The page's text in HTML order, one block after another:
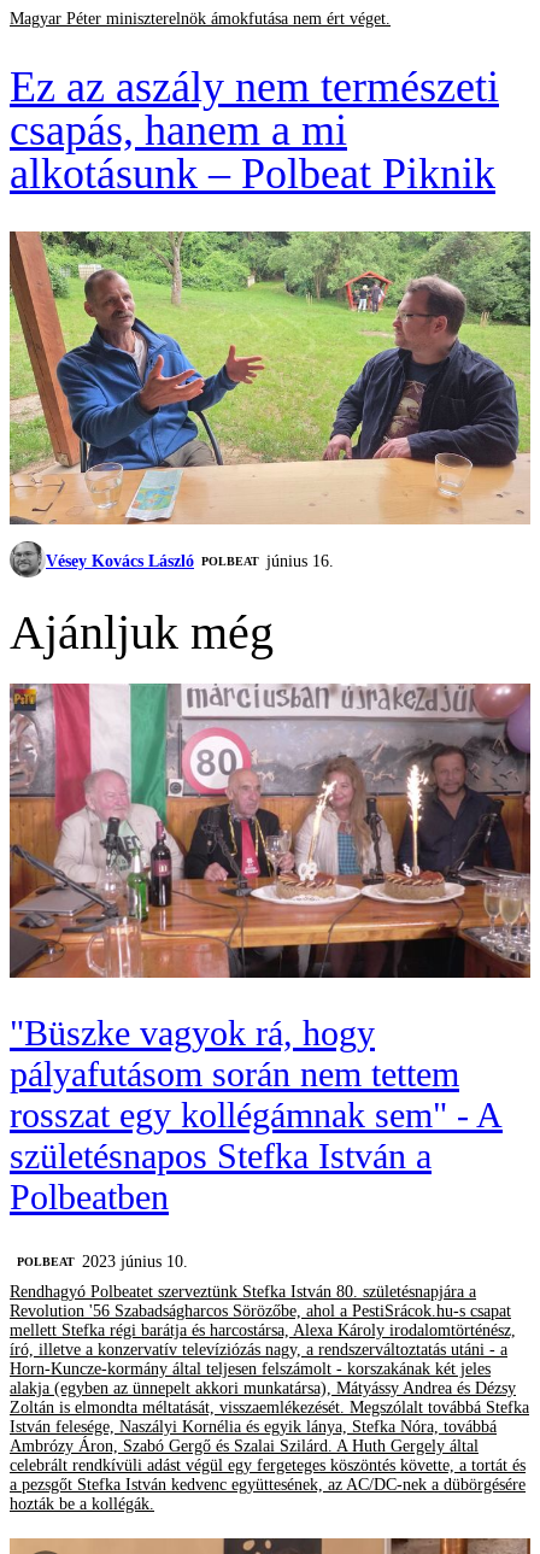
Magyar Péter miniszterelnök ámokfutása nem ért véget.
Ez az aszály nem természeti
csapás, hanem a mi
alkotásunk – Polbeat Piknik
Vésey Kovács László ‎POLBEAT június 16.
Ajánljuk még
"Büszke vagyok rá, hogy
pályafutásom során nem tettem
rosszat egy kollégámnak sem" - A
születésnapos Stefka István a
Polbeatben
‎POLBEAT
2023 június 10.
Rendhagyó Polbeatet szerveztünk Stefka István 80. születésnapjára a
Revolution '56 Szabadságharcos Sörözőbe, ahol a PestiSrácok.hu-s csapat
mellett Stefka régi barátja és harcostársa, Alexa Károly irodalomtörténész,
író, illetve a konzervatív televíziózás nagy, a rendszerváltoztatás utáni - a
Horn-Kuncze-kormány által teljesen felszámolt - korszakának két jeles
alakja (egyben az ünnepelt akkori munkatársa), Mátyássy Andrea és Dézsy
Zoltán is elmondta méltatását, visszaemlékezését. Megszólalt továbbá Stefka
István felesége, Naszályi Kornélia és egyik lánya, Stefka Nóra, továbbá
Ambrózy Áron, Szabó Gergő és Szalai Szilárd. A Huth Gergely által
celebrált rendkívüli adást végül egy fergeteges köszöntés követte, a tortát és
a pezsgőt Stefka István kedvenc együttesének, az AC/DC-nek a dübörgésére
hozták be a kollégák.